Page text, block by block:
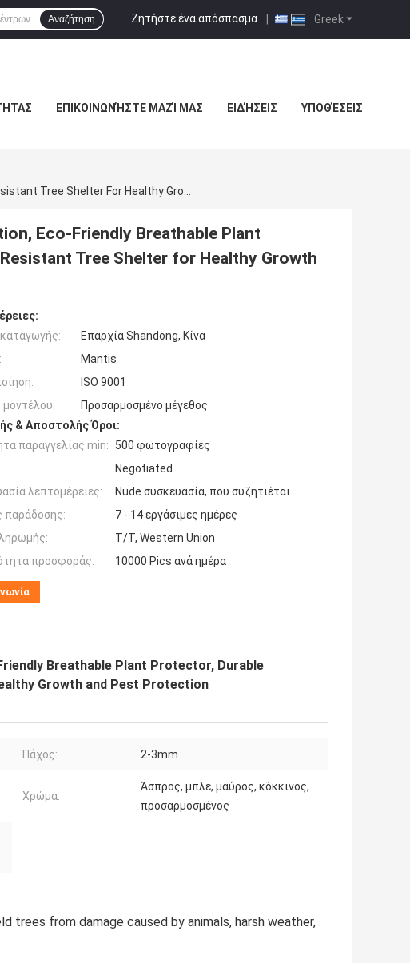
Greek
Ζητήστε ένα απόσπασμα |
Αναζήτηση
ΕΠΙΚΟΙΝΩΝΉΣΤΕ ΜΑΖΊ ΜΑΣ ΕΙΔΉΣΕΙΣ ΥΠΟΘΈΣΕΙΣ
Eco-Friendly Breathable Plant
Tree Shelter for Healthy Growth
Επαρχία Shandong, Κίνα
Mantis
ISO 9001
μοντέλου:
Προσαρμοσμένο μέγεθος
& Αποστολής Όροι:
παραγγελίας min:
500 φωτογραφίες
Negotiated
λεπτομέρειες:
Nude συσκευασία, που συζητιέται
παράδοσης:
7 - 14 εργάσιμες ημέρες
T/T, Western Union
προσφοράς:
10000 Pics ανά ημέρα
Breathable Plant Protector, Durable
Growth and Pest Protection
Πάχος: 2-3mm
Χρώμα:
Άσπρος, μπλε, μαύρος, κόκκινος,
προσαρμοσμένος
trees from damage caused by animals, harsh weather,